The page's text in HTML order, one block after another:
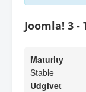
Joomla! 3 -
Maturity
Stable
Udgivet